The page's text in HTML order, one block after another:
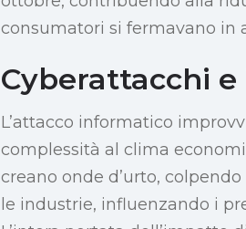
consumatori si fermavano in
Cyberattacchi
L’attacco informatico
complessità al clima
creano onde d’urto,
le industrie, influenzando i